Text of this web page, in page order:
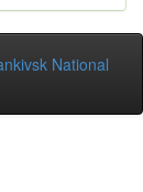
National